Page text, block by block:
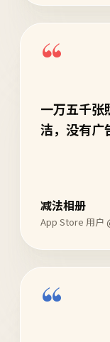
“
一万五千张
洁，没有广
减法相册
App Store 用户
“